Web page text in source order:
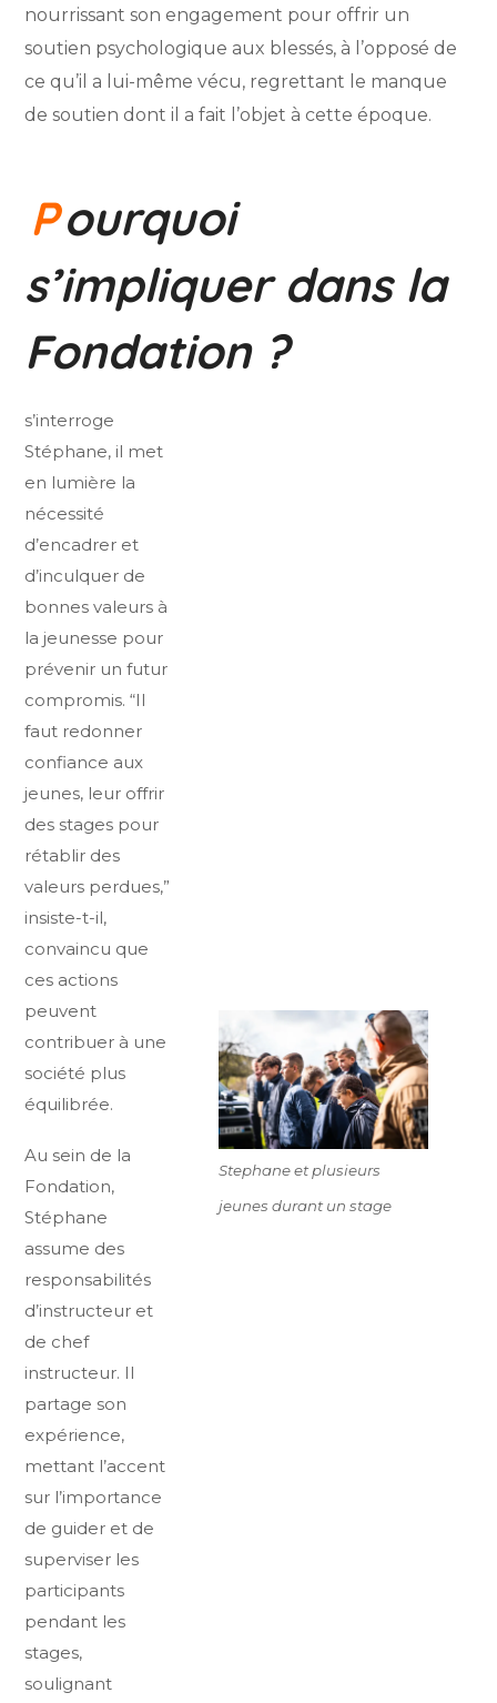
nourrissant son engagement pour offrir un
soutien psychologique aux blessés, à l’opposé de
ce qu’il a lui-même vécu, regrettant le manque
de soutien dont il a fait l’objet à cette époque.
Pourquoi
s’impliquer dans la
Fondation ?
s’interroge
Stéphane, il met
en lumière la
nécessité
d’encadrer et
d’inculquer de
bonnes valeurs à
la jeunesse pour
prévenir un futur
compromis. “Il
faut redonner
confiance aux
jeunes, leur offrir
des stages pour
rétablir des
valeurs perdues,”
insiste-t-il,
convaincu que
ces actions
peuvent
contribuer à une
société plus
équilibrée.
Au sein de la
Fondation,
Stéphane
assume des
responsabilités
d’instructeur et
de chef
instructeur. Il
partage son
expérience,
mettant l’accent
sur l’importance
de guider et de
superviser les
participants
pendant les
stages,
soulignant
Stephane et plusieurs
jeunes durant un stage